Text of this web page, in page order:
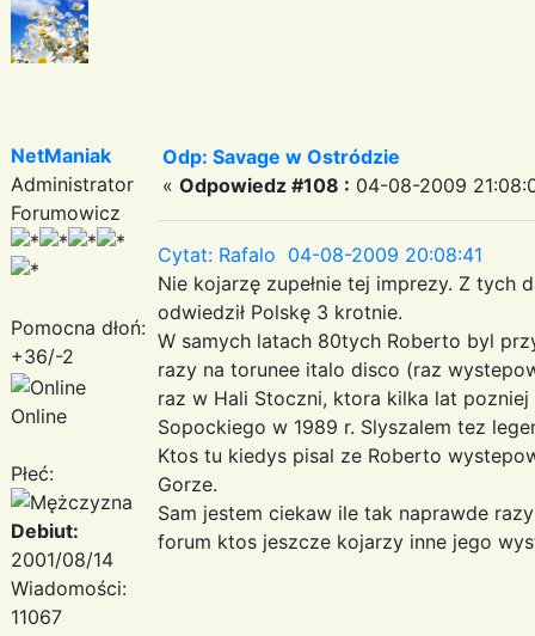
NetManiak
Administrator
Forumowicz
Pomocna dłoń:
+36/-2
Online
Płeć:
Debiut:
2001/08/14
Wiadomości:
11067
Odp: Savage w Ostródzie
« Odpowiedz #108 : 04-08-2009
Cytat: Rafalo 04-08-2009 20:08:41
Nie kojarzę zupełnie tej imprezy. Z tych
odwiedził Polskę 3 krotnie.
W samych latach 80tych Roberto byl
razy na torunee italo disco (raz
raz w Hali Stoczni, ktora kilka lat
Sopockiego w 1989 r. Slyszalem tez
Ktos tu kiedys pisal ze Roberto
Gorze.
Sam jestem ciekaw ile tak naprawde
forum ktos jeszcze kojarzy inne jego